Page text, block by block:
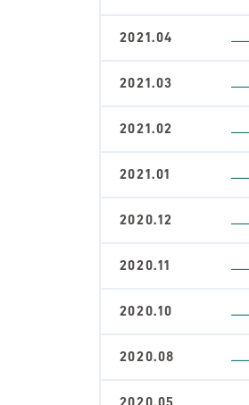
2021.04
2021.03
2021.02
2021.01
2020.12
2020.11
2020.10
2020.08
2020.05